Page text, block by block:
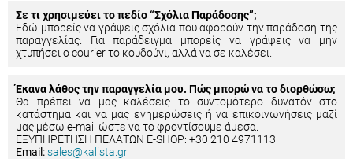
Σε τι χρησιμεύει το πεδίο “Σχόλια Παράδοσης”;
Εδώ μπορείς να γράψεις σχόλια που αφορούν την παράδοση της
παραγγελίας. Για παράδειγμα μπορείς να γράψεις να μην
χτυπήσει ο courier το κουδούνι, αλλά να σε καλέσει.
Έκανα λάθος την παραγγελία μου. Πώς μπορώ να το διορθώσω;
Θα πρέπει να μας καλέσεις το συντομότερο δυνατόν στο
κατάστημα και να μας ενημερώσεις ή να επικοινωνήσεις μαζί
μας μέσω e-mail ώστε να το φροντίσουμε άμεσα.
ΕΞΥΠΗΡΕΤΗΣΗ ΠΕΛΑΤΩΝ E-SHOP: +30 210 4971113
Email:sales@kalista.gr